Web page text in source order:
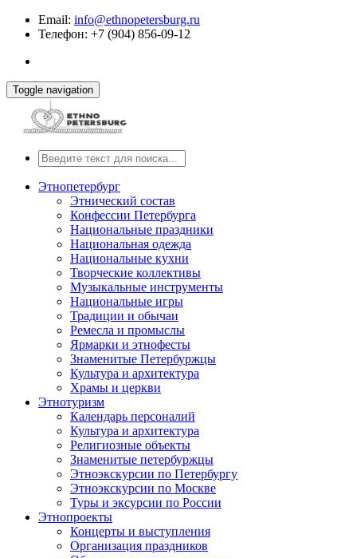
Email: info@ethnopetersburg.ru
Телефон: +7 (904) 856-09-12
Toggle navigation
Этнопетербург
Этнический состав
Конфессии Петербурга
Национальные праздники
Национальная одежда
Национальные кухни
Творческие коллективы
Музыкальные инструменты
Национальные игры
Традиции и обычаи
Ремесла и промыслы
Ярмарки и этнофесты
Знаменитые Петербуржцы
Культура и архитектура
Храмы и церкви
Этнотуризм
Календарь персоналий
Культура и архитектура
Религиозные объекты
Знаменитые петербуржцы
Этноэкскурсии по Петербургу
Этноэкскурсии по Москве
Туры и эксурсии по России
Этнопроекты
Концерты и выступления
Организация праздников